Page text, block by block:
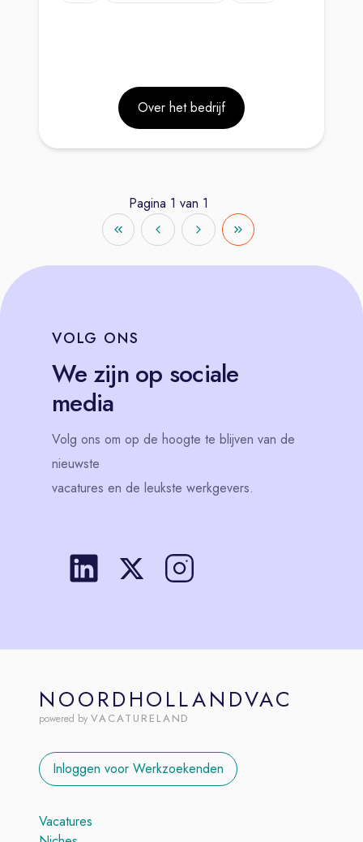
Over het bedrijf
Pagina 1 van 1
VOLG ONS
We zijn op sociale
media
Volg ons om op de hoogte te blijven van de
nieuwste
vacatures en de leukste werkgevers.
NOORDHOLLANDVAC
powered by VACATURELAND
Inloggen voor Werkzoekenden
Vacatures